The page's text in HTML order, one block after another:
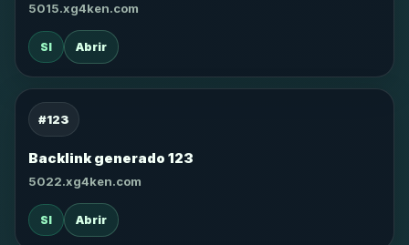
5015.xg4ken.com
SI Abrir
#123
Backlink generado 123
5022.xg4ken.com
SI Abrir